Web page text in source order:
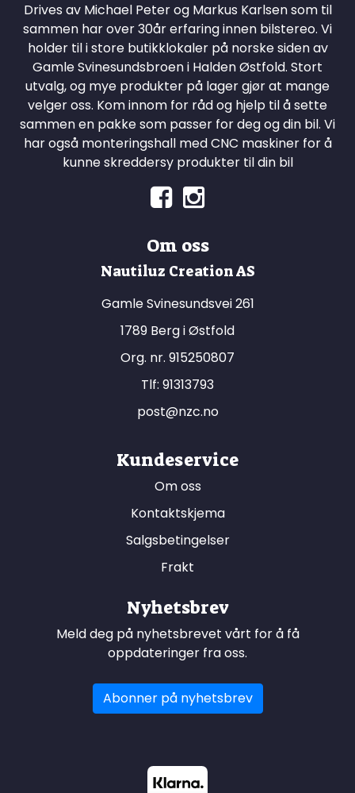
Drives av Michael Peter og Markus Karlsen som til
sammen har over 30år erfaring innen bilstereo. Vi
holder til i store butikklokaler på norske siden av
Gamle Svinesundsbroen i Halden Østfold. Stort
utvalg, og mye produkter på lager gjør at mange
velger oss. Kom innom for råd og hjelp til å sette
sammen en pakke som passer for deg og din bil. Vi
har også monteringshall med CNC maskiner for å
kunne skreddersy produkter til din bil
Om oss
Nautiluz Creation AS
Gamle Svinesundsvei 261
1789 Berg i Østfold
Org. nr. 915250807
Tlf: 91313793
post@nzc.no
Kundeservice
Om oss
Kontaktskjema
Salgsbetingelser
Frakt
Nyhetsbrev
Meld deg på nyhetsbrevet vårt for å få
oppdateringer fra oss.
Abonner på nyhetsbrev